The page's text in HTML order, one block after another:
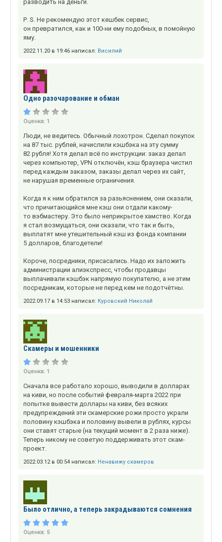
разводить на деньги.
Р. S. Не рекомендую этот кешбек сервис,
он превратился, как и 100-ни ему подобных, в помойную
яму.
2022.11.20 в 19:46 написал: Висилий
Одно разочарование и обман
Оценка: 1
Люди, не ведитесь. Обычный лохотрон. Сделал покупок
на 87 тыс. рублей, начислили кэшбэка на эту сумму
82 рубля! Хотя делал всё по инструкции: заказ делал
через компьютер, VPN отключён, кэш браузера чистил
перед каждым заказом, заказы делал через их сайт,
не нарушая временные ограничения.
Когда я к ним обратился за разьяснением, они сказали,
что причитающийся мне кэш они отдали какому-
то вэбмастеру. Это было неприкрытое хамство. Когда
я стал возмущаться, они сказали, что так и быть,
выплатят мне утешительный кэш из фонда компании
5 долларов, благодетели!
Короче, посредники, присасались. Надо их заложить
администрации алиэкспресс, чтобы продавцы
выплачивали кэшбэк напрямую покупателю, а не этим
посредникам, которые не перед кем не подотчётны.
2022.09.17 в 14:53 написал: Куровский Николай
Скамеры и мошенники
Оценка: 1
Сначала все работало хорошо, выводили в долларах
на киви, но после событий февраля-марта 2022 при
попытке вывести доллары на киви, без всяких
предупреждений эти скамерские рожи просто украли
половину кэшбэка и половину вывели в рублях, курсы
они ставят старые (на текущий момент в 2 раза ниже).
Теперь никому не советую поддерживать этот скам-
проект.
2022.03.12 в 00:54 написал: Ненавижу скамеров
Было отлично, а теперь закрадываются сомнения
Оценка: 5